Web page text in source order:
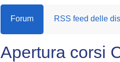
Forum RSS feed delle
Apertura corsi